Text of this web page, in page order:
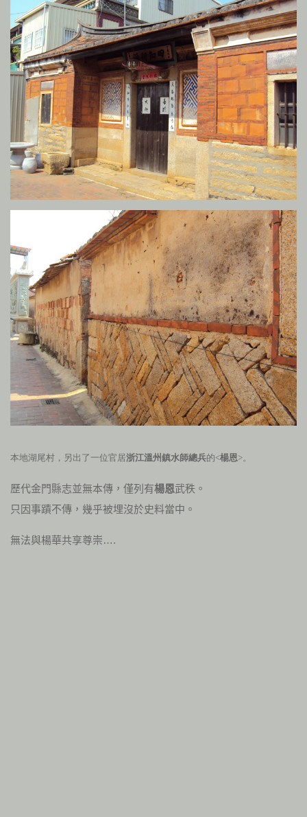
本地湖尾村，另出了一位官居浙江溫州鎮水師總兵的<楊恩>。
歷代金門縣志並無本傳，僅列有楊恩武秩。
只因事蹟不傳，幾乎被埋沒於史料當中。
無法與楊華共享尊崇….